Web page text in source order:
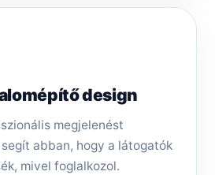
design
megjelenést
abban, hogy a látogatók
mivel foglalkozol.